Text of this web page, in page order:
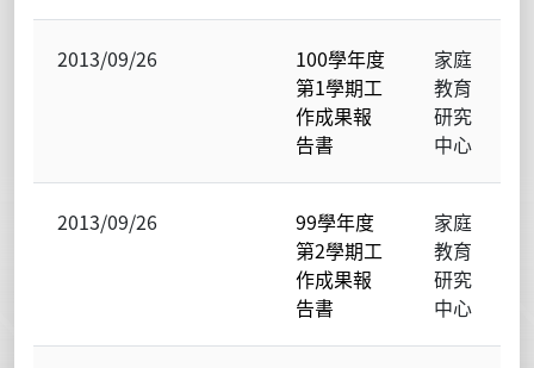
2013/09/26
100學年度
第1學期工
作成果報
告書
家庭
教育
研究
中心
2013/09/26
99學年度
第2學期工
作成果報
告書
家庭
教育
研究
中心